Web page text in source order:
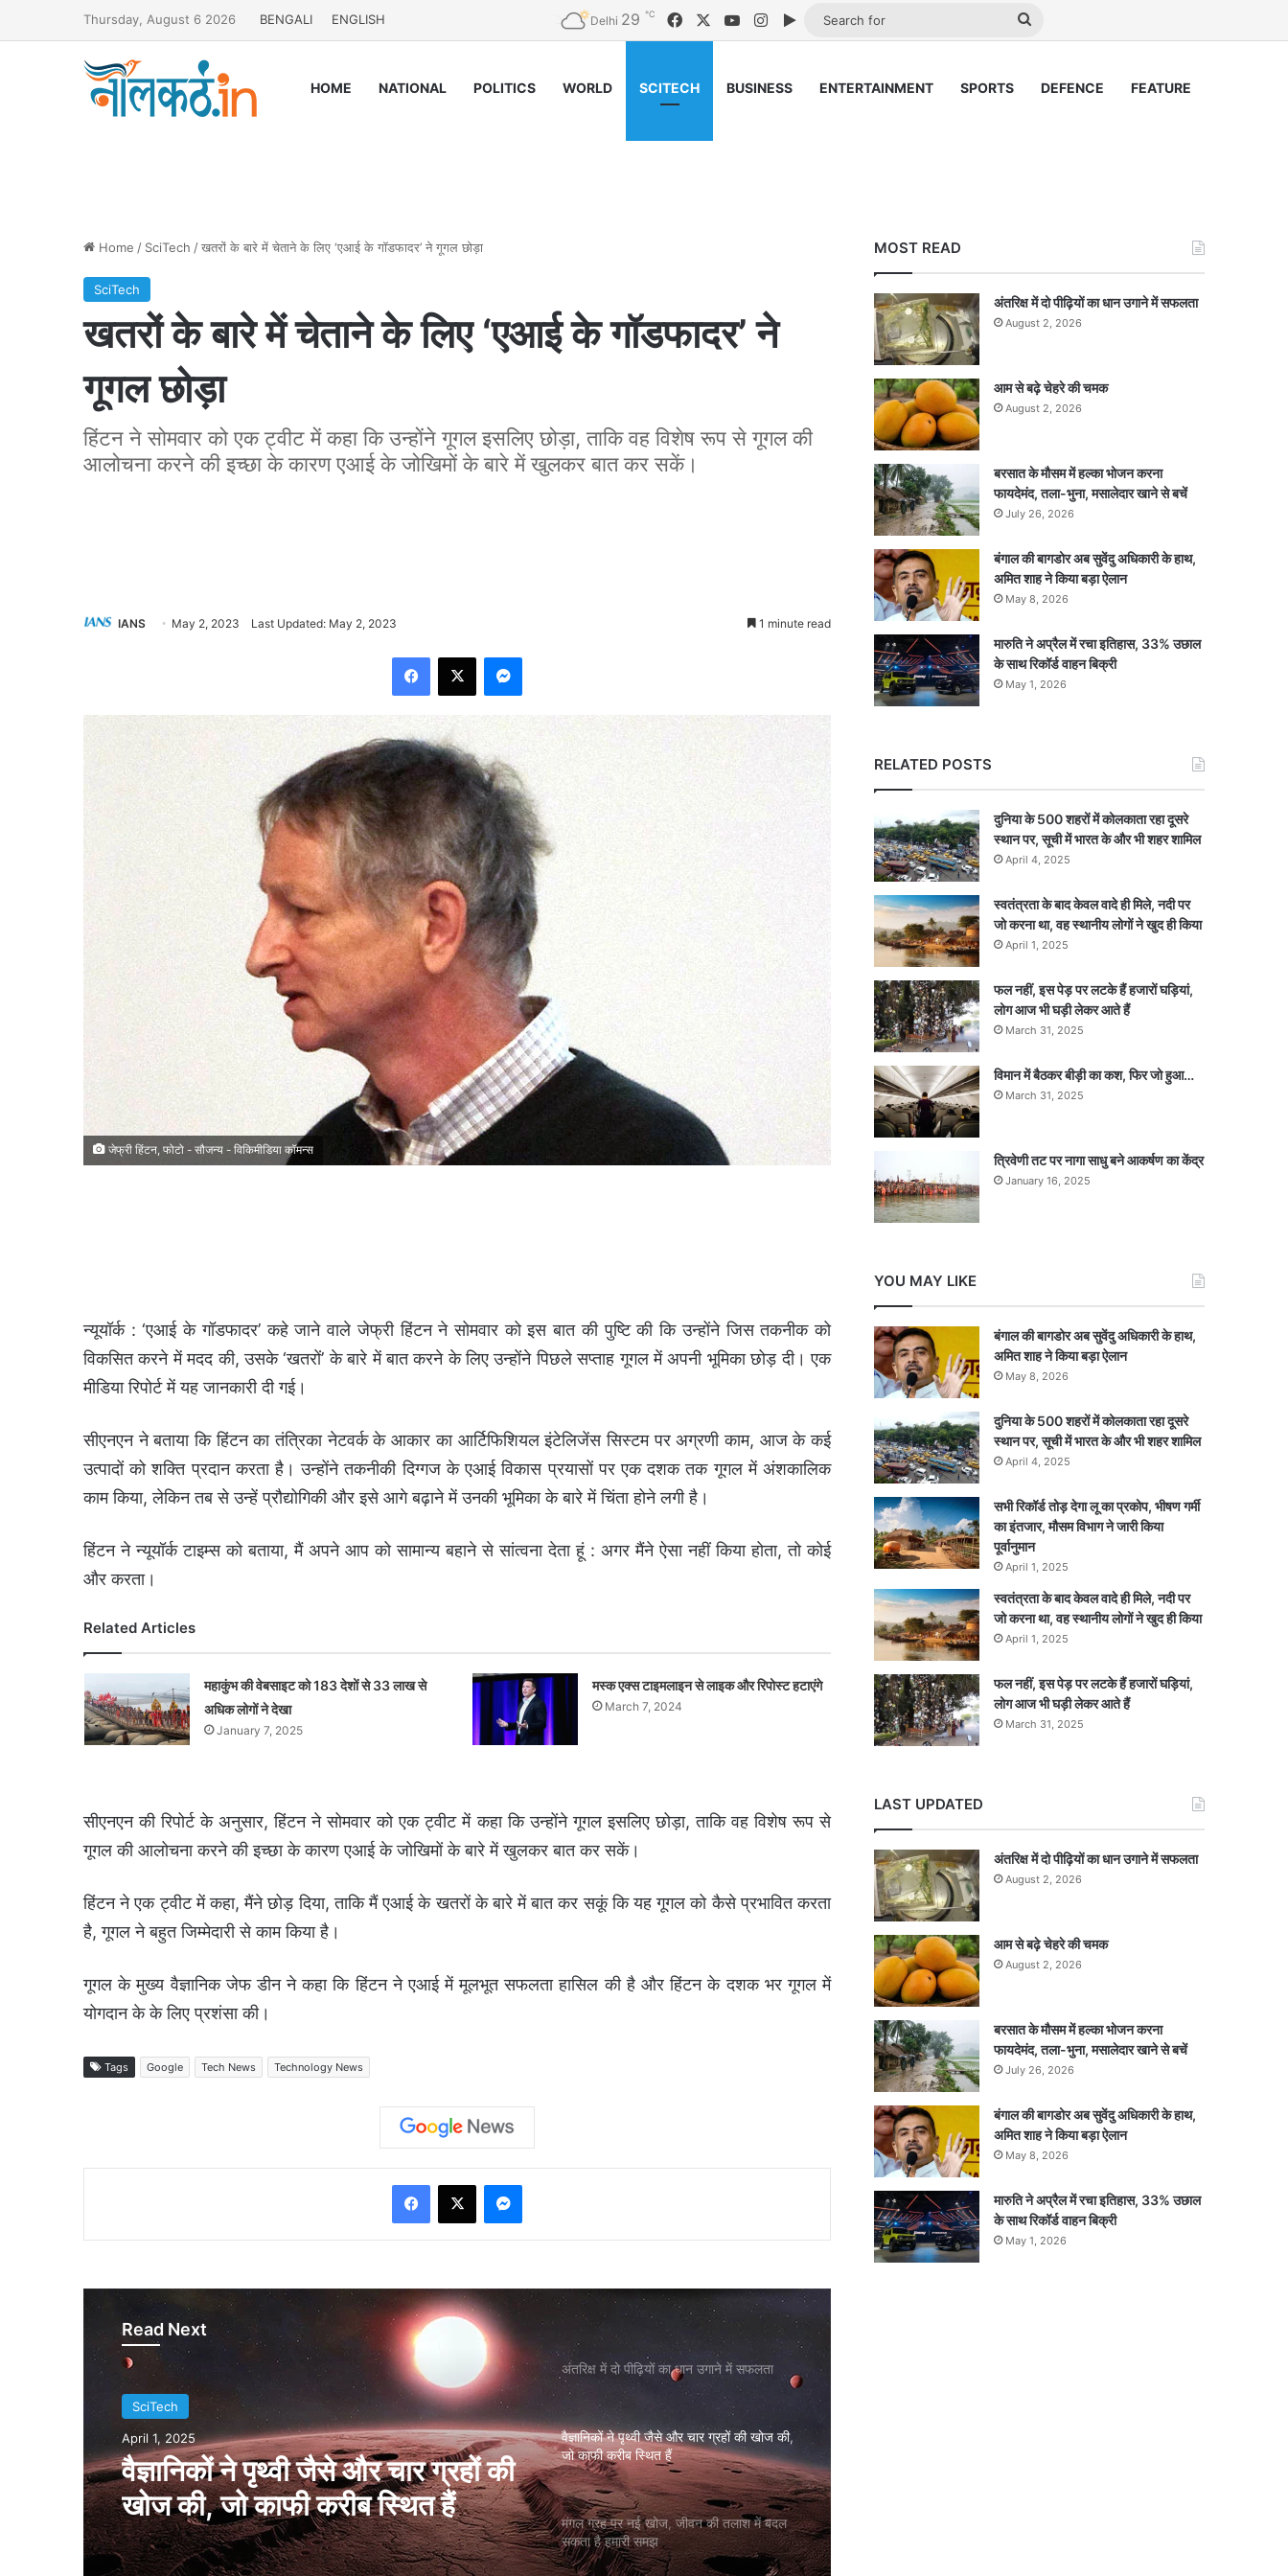
Thursday, August 6 2026 BENGALI ENGLISH Delhi 29 ℃ Facebook YouTubeInstagram
Google Play
HOME NATIONAL POLITICS WORLD SCITECH BUSINESS ENTERTAINMENT SPORTS DEFENCE FEATURE
Home / SciTech /खतरों के बारे में चेताने के लिए ‘एआई के गॉडफादर’ ने गूगल छोड़ा
SciTech
खतरों के बारे में चेताने के लिए ‘एआई के गॉडफादर’ ने
गूगल छोड़ा
हिंटन ने सोमवार को एक ट्वीट में कहा कि उन्होंने गूगल इसलिए छोड़ा, ताकि वह विशेष रूप से गूगल की
आलोचना करने की इच्छा के कारण एआई के जोखिमों के बारे में खुलकर बात कर सकें।
IANS May 2, 2023 Last Updated: May 2, 2023 1 minute read
जेफ्री हिंटन, फोटो - सौजन्य - विकिमीडिया कॉमन्स
न्यूयॉर्क : ‘एआई के गॉडफादर’ कहे जाने वाले जेफ्री हिंटन ने सोमवार को इस बात की पुष्टि की कि उन्होंने जिस तकनीक को
विकसित करने में मदद की, उसके ‘खतरों’ के बारे में बात करने के लिए उन्होंने पिछले सप्ताह गूगल में अपनी भूमिका छोड़ दी। एक
मीडिया रिपोर्ट में यह जानकारी दी गई।
सीएनएन ने बताया कि हिंटन का तंत्रिका नेटवर्क के आकार का आर्टिफिशियल इंटेलिजेंस सिस्टम पर अग्रणी काम, आज के कई
उत्पादों को शक्ति प्रदान करता है। उन्होंने तकनीकी दिग्गज के एआई विकास प्रयासों पर एक दशक तक गूगल में अंशकालिक
काम किया, लेकिन तब से उन्हें प्रौद्योगिकी और इसे आगे बढ़ाने में उनकी भूमिका के बारे में चिंता होने लगी है।
हिंटन ने न्यूयॉर्क टाइम्स को बताया, मैं अपने आप को सामान्य बहाने से सांत्वना देता हूं : अगर मैंने ऐसा नहीं किया होता, तो कोई
और करता।
Related Articles
महाकुंभ की वेबसाइट को 183 देशों से 33 लाख से
अधिक लोगों ने देखा
January 7, 2025
मस्क एक्स टाइमलाइन से लाइक और रिपोस्ट हटाएंगे
March 7, 2024
सीएनएन की रिपोर्ट के अनुसार, हिंटन ने सोमवार को एक ट्वीट में कहा कि उन्होंने गूगल इसलिए छोड़ा, ताकि वह विशेष रूप से
गूगल की आलोचना करने की इच्छा के कारण एआई के जोखिमों के बारे में खुलकर बात कर सकें।
हिंटन ने एक ट्वीट में कहा, मैंने छोड़ दिया, ताकि मैं एआई के खतरों के बारे में बात कर सकूं कि यह गूगल को कैसे प्रभावित करता
है, गूगल ने बहुत जिम्मेदारी से काम किया है।
गूगल के मुख्य वैज्ञानिक जेफ डीन ने कहा कि हिंटन ने एआई में मूलभूत सफलता हासिल की है और हिंटन के दशक भर गूगल में
योगदान के के लिए प्रशंसा की।
Tags Google Tech News Technology News
Read Next
SciTech
April 1, 2025
वैज्ञानिकों ने पृथ्वी जैसे और चार ग्रहों की
SciTech
March 31, 2025
मंगल ग्रह पर नई खोज, जीवन की तलाश
में बदल सकता है हमारी समझ
अंतरिक्ष में दो पीढ़ियों का धान उगाने में सफलता
वैज्ञानिकों ने पृथ्वी जैसे और चार ग्रहों की खोज की,
जो काफी करीब स्थित हैं
मंगल ग्रह पर नई खोज, जीवन की तलाश में बदल
सकता है हमारी समझ
MOST READ
अंतरिक्ष में दो पीढ़ियों का धान उगाने में सफलता
August 2, 2026
आम से बढ़े चेहरे की चमक
August 2, 2026
बरसात के मौसम में हल्का भोजन करना
फायदेमंद, तला-भुना, मसालेदार खाने से बचें
July 26, 2026
बंगाल की बागडोर अब सुवेंदु अधिकारी के हाथ,
अमित शाह ने किया बड़ा ऐलान
May 8, 2026
मारुति ने अप्रैल में रचा इतिहास, 33% उछाल
के साथ रिकॉर्ड वाहन बिक्री
May 1, 2026
RELATED POSTS
दुनिया के 500 शहरों में कोलकाता रहा दूसरे
स्थान पर, सूची में भारत के और भी शहर शामिल
April 4, 2025
स्वतंत्रता के बाद केवल वादे ही मिले, नदी पर
जो करना था, वह स्थानीय लोगों ने खुद ही किया
April 1, 2025
फल नहीं, इस पेड़ पर लटके हैं हजारों घड़ियां,
लोग आज भी घड़ी लेकर आते हैं
March 31, 2025
विमान में बैठकर बीड़ी का कश, फिर जो हुआ…
March 31, 2025
त्रिवेणी तट पर नागा साधु बने आकर्षण का केंद्र
January 16, 2025
YOU MAY LIKE
बंगाल की बागडोर अब सुवेंदु अधिकारी के हाथ,
अमित शाह ने किया बड़ा ऐलान
May 8, 2026
दुनिया के 500 शहरों में कोलकाता रहा दूसरे
स्थान पर, सूची में भारत के और भी शहर शामिल
April 4, 2025
सभी रिकॉर्ड तोड़ देगा लू का प्रकोप, भीषण गर्मी
का इंतजार, मौसम विभाग ने जारी किया
पूर्वानुमान
April 1, 2025
स्वतंत्रता के बाद केवल वादे ही मिले, नदी पर
जो करना था, वह स्थानीय लोगों ने खुद ही किया
April 1, 2025
फल नहीं, इस पेड़ पर लटके हैं हजारों घड़ियां,
लोग आज भी घड़ी लेकर आते हैं
March 31, 2025
LAST UPDATED
अंतरिक्ष में दो पीढ़ियों का धान उगाने में सफलता
August 2, 2026
आम से बढ़े चेहरे की चमक
August 2, 2026
बरसात के मौसम में हल्का भोजन करना
फायदेमंद, तला-भुना, मसालेदार खाने से बचें
July 26, 2026
बंगाल की बागडोर अब सुवेंदु अधिकारी के हाथ,
अमित शाह ने किया बड़ा ऐलान
May 8, 2026
मारुति ने अप्रैल में रचा इतिहास, 33% उछाल
के साथ रिकॉर्ड वाहन बिक्री
May 1, 2026